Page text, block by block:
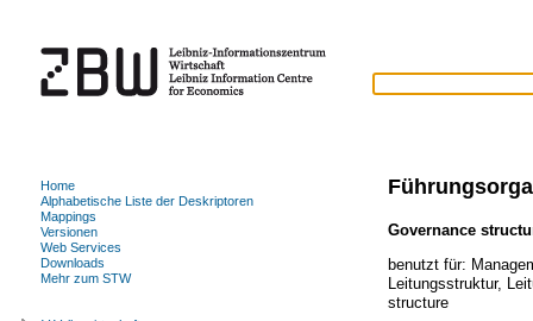
Governance
benutzt für:
Leitungsstruktur,
structure
Home
Alphabetische Liste der Deskriptoren
Mappings
Versionen
Web Services
Downloads
Mehr zum STW